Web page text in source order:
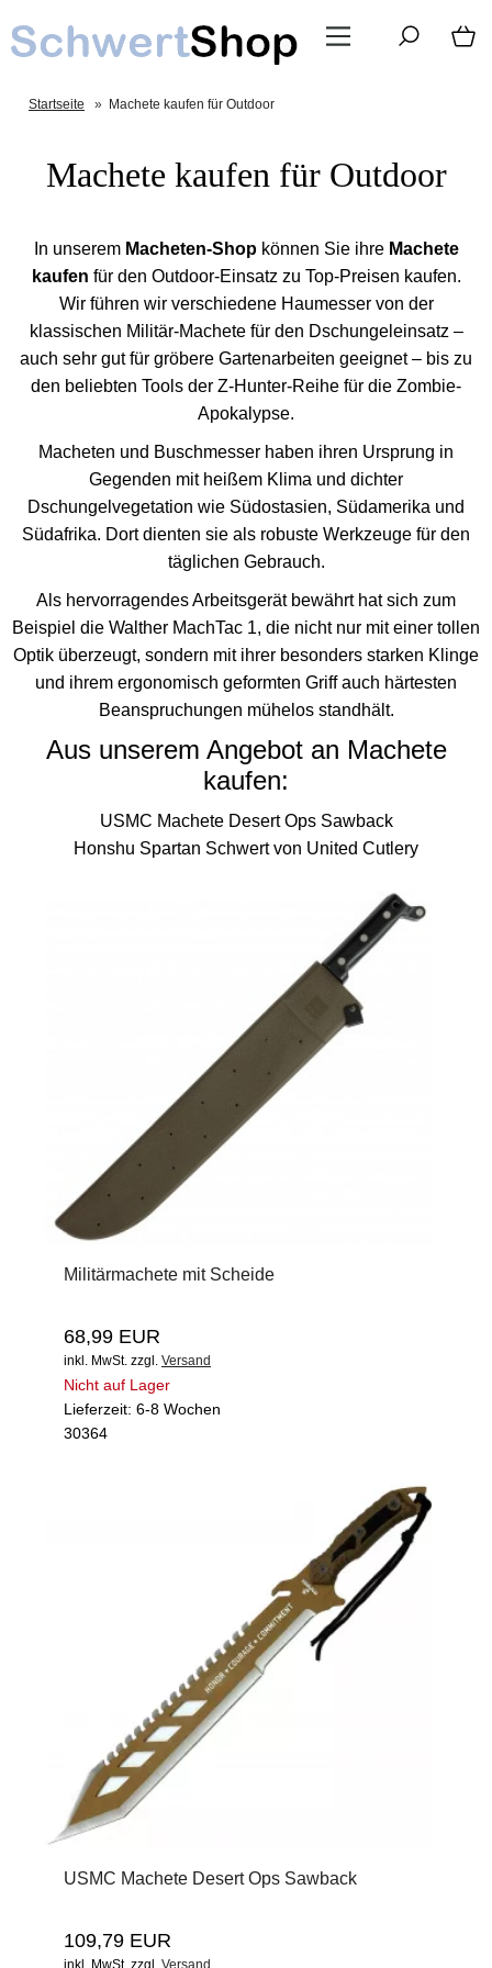
Startseite » Machete kaufen für Outdoor
Machete kaufen für Outdoor
In unserem Macheten-Shopkönnen Sie ihreMachete
kaufen für den Outdoor-Einsatz zu Top-Preisen kaufen.
Wir führen wir verschiedene Haumesser von der
klassischen Militär-Machete für den Dschungeleinsatz –
auch sehr gut für gröbere Gartenarbeiten geeignet – bis zu
den beliebten Tools der Z-Hunter-Reihe für die Zombie-
Apokalypse.
Macheten und Buschmesser haben ihren Ursprung in
Gegenden mit heißem Klima und dichter
Dschungelvegetation wie Südostasien, Südamerika und
Südafrika. Dort dienten sie als robuste Werkzeuge für den
täglichen Gebrauch.
Als hervorragendes Arbeitsgerät bewährt hat sich zum
Beispiel die Walther MachTac 1, die nicht nur mit einer tollen
Optik überzeugt, sondern mit ihrer besonders starken Klinge
und ihrem ergonomisch geformten Griff auch härtesten
Beanspruchungen mühelos standhält.
Aus unserem Angebot an Machete
kaufen:
USMC Machete Desert Ops Sawback
Honshu Spartan Schwert von United Cutlery
Militärmachete mit Scheide
68,99 EUR
inkl. MwSt. zzgl. Versand
Nicht auf Lager
Lieferzeit: 6-8 Wochen
30364
USMC Machete Desert Ops Sawback
109,79 EUR